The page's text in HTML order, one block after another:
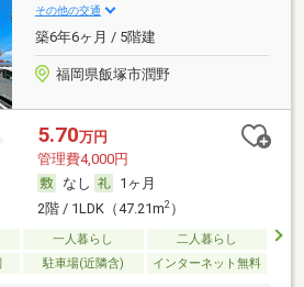
その他の交通
築6年6ヶ月 / 5階建
福岡県飯塚市潤野
5.70万円
管理費4,000円
なし
1ヶ月
2階 / 1LDK（47.21m2）
一人暮らし
二人暮らし
駐車場(近隣含) インターネット無料